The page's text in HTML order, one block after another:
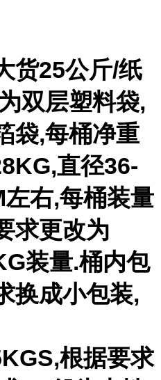
货25公斤/纸
双层塑料袋,
袋,每桶净重
直径36-
右,每桶装量
求更改为
装量.桶内包
换成小包装,
根据要求